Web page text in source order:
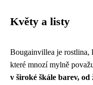
Květy a listy
Bougainvillea je rostlina,
které mnozí mylně
v široké škále barev, od